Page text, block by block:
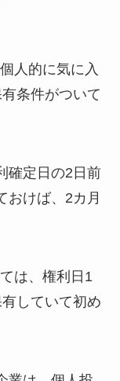
人的に気に入
条件がついて
確定日の2日前
おけば、2カ月
は、権利日1
していて初め